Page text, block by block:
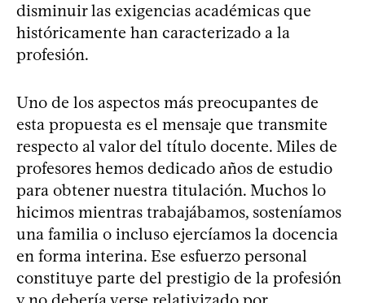
disminuir las exigencias académicas que
históricamente han caracterizado a la
profesión.
Uno de los aspectos más preocupantes de
esta propuesta es el mensaje que transmite
respecto al valor del título docente. Miles de
profesores hemos dedicado años de estudio
para obtener nuestra titulación. Muchos lo
hicimos mientras trabajábamos, sosteníamos
una familia o incluso ejercíamos la docencia
en forma interina. Ese esfuerzo personal
constituye parte del prestigio de la profesión